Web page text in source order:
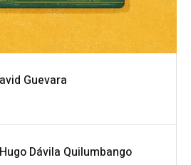
Guevara
Dávila Quilumbango